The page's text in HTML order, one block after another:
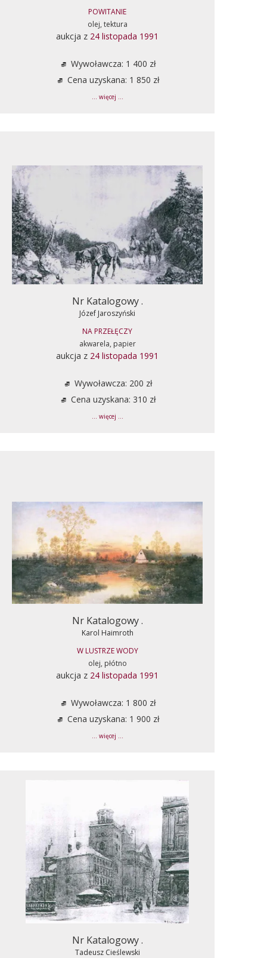
POWITANIE
olej, tektura
aukcja z 24 listopada 1991
Wywoławcza: 1 400 zł
Cena uzyskana: 1 850 zł
... więcej ...
Nr Katalogowy .
Józef Jaroszyński
NA PRZEŁĘCZY
akwarela, papier
aukcja z 24 listopada 1991
Wywoławcza: 200 zł
Cena uzyskana: 310 zł
... więcej ...
Nr Katalogowy .
Karol Haimroth
W LUSTRZE WODY
olej, płótno
aukcja z 24 listopada 1991
Wywoławcza: 1 800 zł
Cena uzyskana: 1 900 zł
... więcej ...
Nr Katalogowy .
Tadeusz Cieślewski